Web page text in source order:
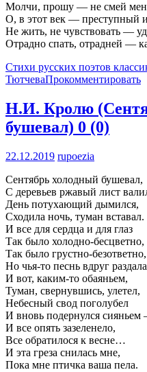
Молчи, прошу — не смей
О, в этот век —
Не жить, не чувствовать —
Отрадно спать, отрадней —
Стихи русских поэтов
ТютчеваПрокомментировать
Н.И. Кролю
бушевал) 0 (0)
22.12.2019 rupoezia
Сентябрь холодный бушевал,
С деревьев ржавый лист
День потухающий дымился,
Сходила ночь, туман вставал.
И все для сердца и для глаз
Так было холодно-бесцветно,
Так было грустно-
Но чья-то песнь вдруг
И вот, каким-то обаяньем,
Туман, свернувшись, улетел,
Небесный свод поголубел
И вновь подернулся
И все опять зазеленело,
Все обратилося к весне…
И эта греза снилась мне,
Пока мне птичка ваша пела.